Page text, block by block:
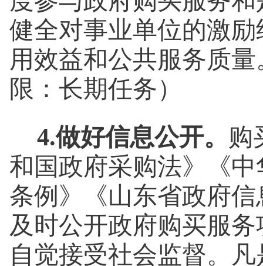
健全对事业单位的激
用效益和公共服务质
限：长期任务）
4.做好信息公开。 购
和国政府采购法》《
条例》《山东省政府
及时公开政府购买服
自觉接受社会监督。